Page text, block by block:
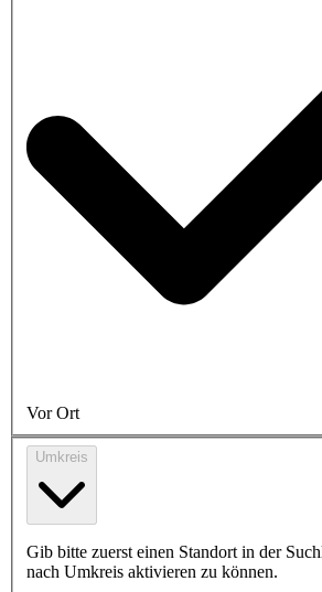
Vor Ort
Umkreis
Gib bitte zuerst einen Standort in der
nach Umkreis aktivieren zu können.